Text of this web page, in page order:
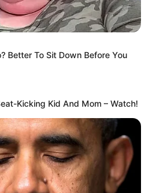
Better To Sit Down Before You
Kicking Kid And Mom – Watch!